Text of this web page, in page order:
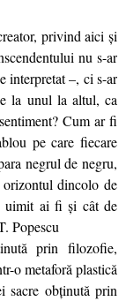
privind aici și
nu s-ar
interpretat –, ci s-ar
la unul la altul, ca
Cum ar fi
pe care fiecare
negrul de negru,
dincolo de
uimit ai fi și cât de
Popescu
prin filozofie,
o metaforă plastică
sacre obţi­nută prin